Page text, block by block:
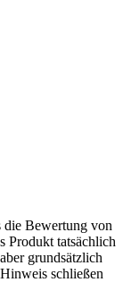
die Bewertung von
Produkt tatsächlich
grundsätzlich
Hinweis schließen